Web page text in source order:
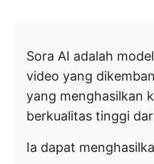
Sora AI adalah
video yang
yang menghasilkan
berkualitas tinggi
Ia dapat